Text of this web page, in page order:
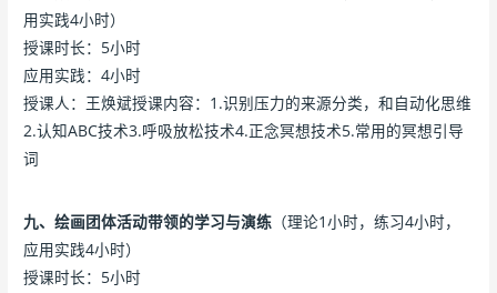
用实践4小时）
授课时长：5小时
应用实践：4小时
授课人：王焕斌授课内容：1.识别压力的来源分类，和自动化思维
2.认知ABC技术3.呼吸放松技术4.正念冥想技术5.常用的冥想引导
词
九、绘画团体活动带领的学习与演练 （理论1小时，练习4小时，
应用实践4小时）
授课时长：5小时